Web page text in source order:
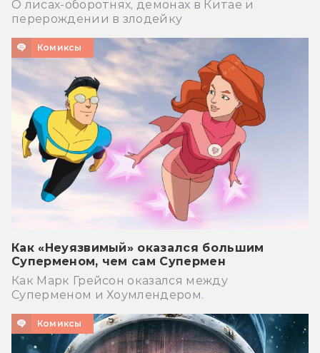
О лисах-оборотнях, демонах в Китае и
перерождении в злодейку
Комиксы
Как «Неуязвимый» оказался большим
Суперменом, чем сам Супермен
Как Марк Грейсон оказался между
Суперменом и Хоумлендером.
Комиксы